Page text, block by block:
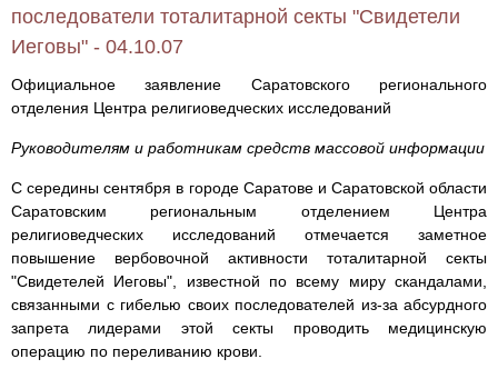
последователи тоталитарной секты "Свидетели
Иеговы" - 04.10.07
Официальное заявление Саратовского регионального
отделения Центра религиоведческих исследований
Руководителям и работникам средств массовой информации
С середины сентября в городе Саратове и Саратовской области
Саратовским региональным отделением Центра
религиоведческих исследований отмечается заметное
повышение вербовочной активности тоталитарной секты
"Свидетелей Иеговы", известной по всему миру скандалами,
связанными с гибелью своих последователей из-за абсурдного
запрета лидерами этой секты проводить медицинскую
операцию по переливанию крови.